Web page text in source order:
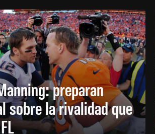
preparan
sobre la rivalidad que